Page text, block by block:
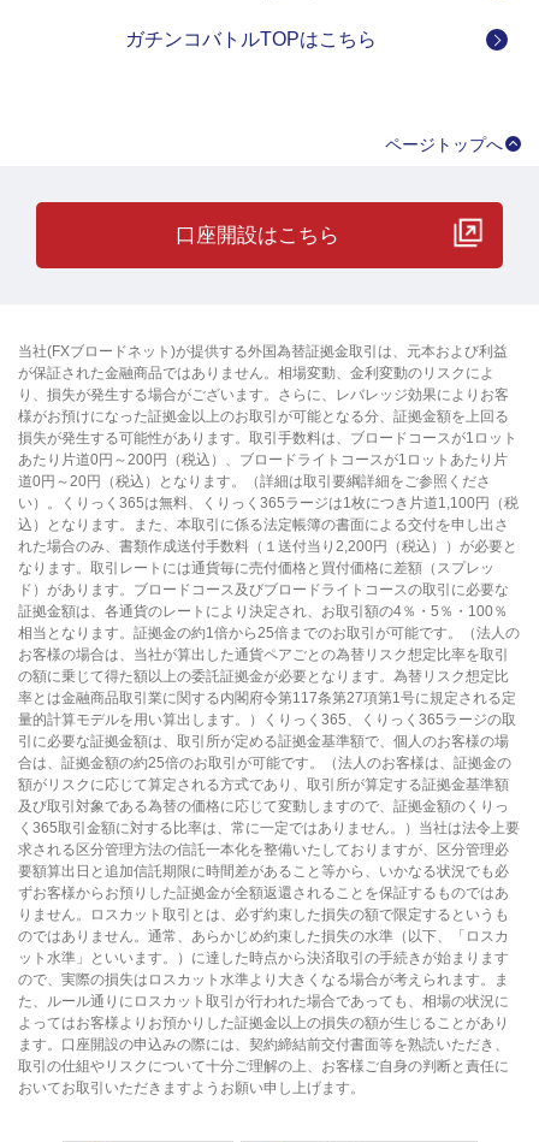
ガチンコバトルTOPはこちら
ページトップへ
口座開設はこちら
当社(FXブロードネット)が提供する外国為替証拠金取引は、元本および利益
が保証された金融商品ではありません。相場変動、金利変動のリスクによ
り、損失が発生する場合がございます。さらに、レバレッジ効果によりお客
様がお預けになった証拠金以上のお取引が可能となる分、証拠金額を上回る
損失が発生する可能性があります。取引手数料は、ブロードコースが1ロット
あたり片道0円～200円（税込）、ブロードライトコースが1ロットあたり片
道0円～20円（税込）となります。（詳細は取引要綱詳細をご参照くださ
い）。くりっく365は無料、くりっく365ラージは1枚につき片道1,100円（税
込）となります。また、本取引に係る法定帳簿の書面による交付を申し出さ
れた場合のみ、書類作成送付手数料（１送付当り2,200円（税込））が必要と
なります。取引レートには通貨毎に売付価格と買付価格に差額（スプレッ
ド）があります。ブロードコース及びブロードライトコースの取引に必要な
証拠金額は、各通貨のレートにより決定され、お取引額の4％・5％・100％
相当となります。証拠金の約1倍から25倍までのお取引が可能です。（法人の
お客様の場合は、当社が算出した通貨ペアごとの為替リスク想定比率を取引
の額に乗じて得た額以上の委託証拠金が必要となります。為替リスク想定比
率とは金融商品取引業に関する内閣府令第117条第27項第1号に規定される定
量的計算モデルを用い算出します。）くりっく365、くりっく365ラージの取
引に必要な証拠金額は、取引所が定める証拠金基準額で、個人のお客様の場
合は、証拠金額の約25倍のお取引が可能です。（法人のお客様は、証拠金の
額がリスクに応じて算定される方式であり、取引所が算定する証拠金基準額
及び取引対象である為替の価格に応じて変動しますので、証拠金額のくりっ
く365取引金額に対する比率は、常に一定ではありません。）当社は法令上要
求される区分管理方法の信託一本化を整備いたしておりますが、区分管理必
要額算出日と追加信託期限に時間差があること等から、いかなる状況でも必
ずお客様からお預りした証拠金が全額返還されることを保証するものではあ
りません。ロスカット取引とは、必ず約束した損失の額で限定するというも
のではありません。通常、あらかじめ約束した損失の水準（以下、「ロスカ
ット水準」といいます。）に達した時点から決済取引の手続きが始まります
ので、実際の損失はロスカット水準より大きくなる場合が考えられます。ま
た、ルール通りにロスカット取引が行われた場合であっても、相場の状況に
よってはお客様よりお預かりした証拠金以上の損失の額が生じることがあり
ます。口座開設の申込みの際には、契約締結前交付書面等を熟読いただき、
取引の仕組やリスクについて十分ご理解の上、お客様ご自身の判断と責任に
おいてお取引いただきますようお願い申し上げます。